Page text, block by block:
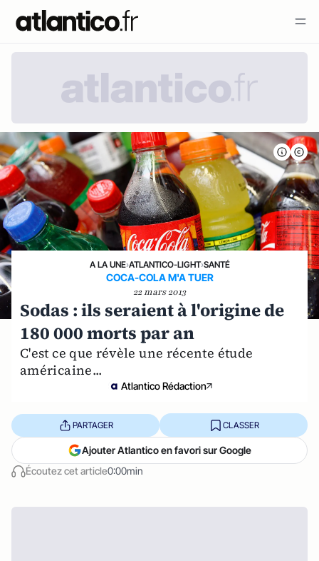
A LA UNE›ATLANTICO-LIGHT›SANTÉ
COCA-COLA M'A TUER
22 mars 2013
Sodas : ils seraient à l'origine de
180 000 morts par an
C'est ce que révèle une récente étude
américaine...
Atlantico Rédaction
Écoutez cet article0:00min
PARTAGER CLASSER
Ajouter Atlantico en favori sur Google